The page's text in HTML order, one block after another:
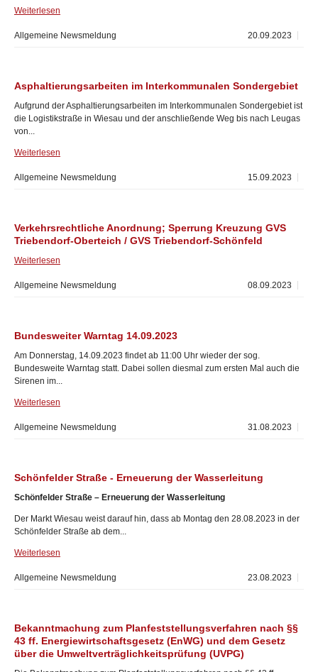
Weiterlesen
20.09.2023
Allgemeine Newsmeldung
Asphaltierungsarbeiten im Interkommunalen Sondergebiet
Aufgrund der Asphaltierungsarbeiten im Interkommunalen Sondergebiet ist
die Logistikstraße in Wiesau und der anschließende Weg bis nach Leugas
von...
Weiterlesen
15.09.2023
Allgemeine Newsmeldung
Verkehrsrechtliche Anordnung; Sperrung Kreuzung GVS
Triebendorf-Oberteich / GVS Triebendorf-Schönfeld
Weiterlesen
08.09.2023
Allgemeine Newsmeldung
Bundesweiter Warntag 14.09.2023
Am Donnerstag, 14.09.2023 findet ab 11:00 Uhr wieder der sog.
Bundesweite Warntag statt. Dabei sollen diesmal zum ersten Mal auch die
Sirenen im...
Weiterlesen
31.08.2023
Allgemeine Newsmeldung
Schönfelder Straße - Erneuerung der Wasserleitung
Schönfelder Straße – Erneuerung der Wasserleitung
Der Markt Wiesau weist darauf hin, dass ab Montag den 28.08.2023 in der
Schönfelder Straße ab dem...
Weiterlesen
23.08.2023
Allgemeine Newsmeldung
Bekanntmachung zum Planfeststellungsverfahren nach §§
43 ff. Energiewirtschaftsgesetz (EnWG) und dem Gesetz
über die Umweltverträglichkeitsprüfung (UVPG)